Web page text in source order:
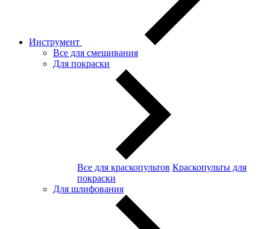
Инструмент
Все для смешивания
Для покраски
Все для краскопультов Краскопульты для
покраски
Для шлифования